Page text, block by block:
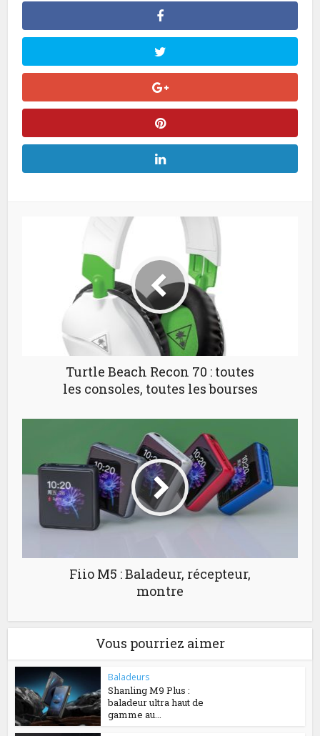
Turtle Beach Recon 70 : toutes
les consoles, toutes les bourses
Fiio M5 : Baladeur, récepteur,
montre
Vous pourriez aimer
Baladeurs
Shanling M9 Plus :
baladeur ultra haut de
gamme au...